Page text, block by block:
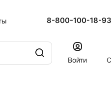
8-800-100-18-93
Войти